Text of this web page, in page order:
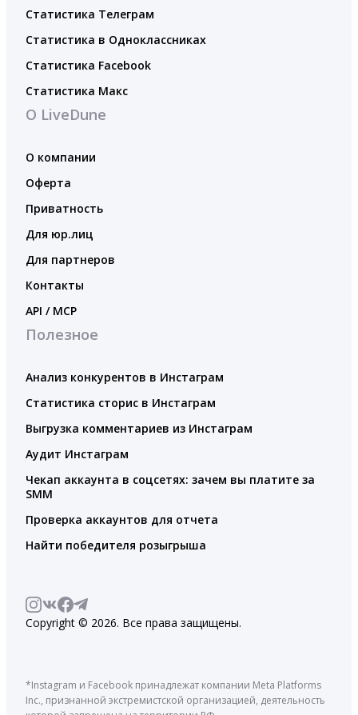
Статистика Телеграм
Статистика в Одноклассниках
Статистика Facebook
Статистика Макс
О LiveDune
О компании
Оферта
Приватность
Для юр.лиц
Для партнеров
Контакты
API / MCP
Полезное
Анализ конкурентов в Инстаграм
Статистика сторис в Инстаграм
Выгрузка комментариев из Инстаграм
Аудит Инстаграм
Чекап аккаунта в соцсетях: зачем вы платите за
SMM
Проверка аккаунтов для отчета
Найти победителя розыгрыша
Copyright © 2026. Все права защищены.
*Instagram и Facebook принадлежат компании Meta Platforms
Inc., признанной экстремистской организацией, деятельность